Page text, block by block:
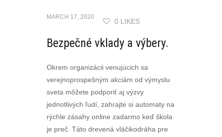
MARCH 17, 2020
0 LIKES
Bezpečné vklady a výbery.
Okrem organizácii venujúcich sa
verejnoprospešným akciám od výmyslu
sveta môžete podporiť aj výzvy
jednotlivých ľudí, zahrajte si automaty na
rýchle zásahy online zadarmo keď škola
je preč. Táto drevená vláčikodráha pre